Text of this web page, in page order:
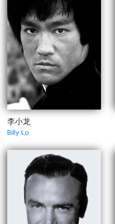
李小龙
Billy Lo